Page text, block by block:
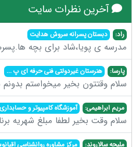
آخرین نظرات سایت
راد: دبستان پسرانه سروش هدایت
مدرسه ی پویا،شاد برای بچه
پارسا: هنرستان غیردولتی فنی حرفه ای پ...
سلام وقتتون بخیر میخواستم
مریم ابراهیمی: آموزشگاه کامپیوتر و
سلام وقت بخیر لطفا مبلغ شهریه
ملیحه سالاروند: مرکز مشاوره روانشناسی